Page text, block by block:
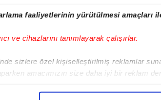
faaliyetlerinin yürütülmesi amaçları
ve cihazlarını tanımlayarak çalışırlar.
sizlere özel kişiselleştirilmiş reklamlar
amacımızın size daha iyi bir reklam
değişiklikler mi olur kardeşim'
lige veda edebileceği gece şimdi